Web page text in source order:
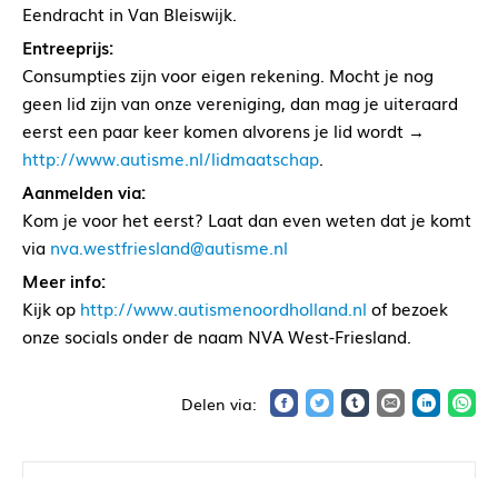
Eendracht in Van Bleiswijk.
Entreeprijs:
Consumpties zijn voor eigen rekening. Mocht je nog
geen lid zijn van onze vereniging, dan mag je uiteraard
eerst een paar keer komen alvorens je lid wordt →
http://www.autisme.nl/lidmaatschap.
Aanmelden via:
Kom je voor het eerst? Laat dan even weten dat je komt
via nva.westfriesland@autisme.nl
Meer info:
Kijk op http://www.autismenoordholland.nl of bezoek
onze socials onder de naam NVA West-Friesland.